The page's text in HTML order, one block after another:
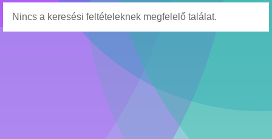
Nincs a keresési feltételeknek megfelelő találat.